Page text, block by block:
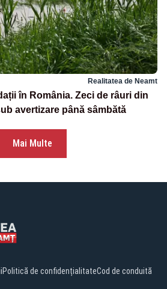
Realitatea de Neamt
în România. Zeci de râuri din
avertizare până sâmbătă
Mai Multe
Politică de confidențialitateCod de conduită